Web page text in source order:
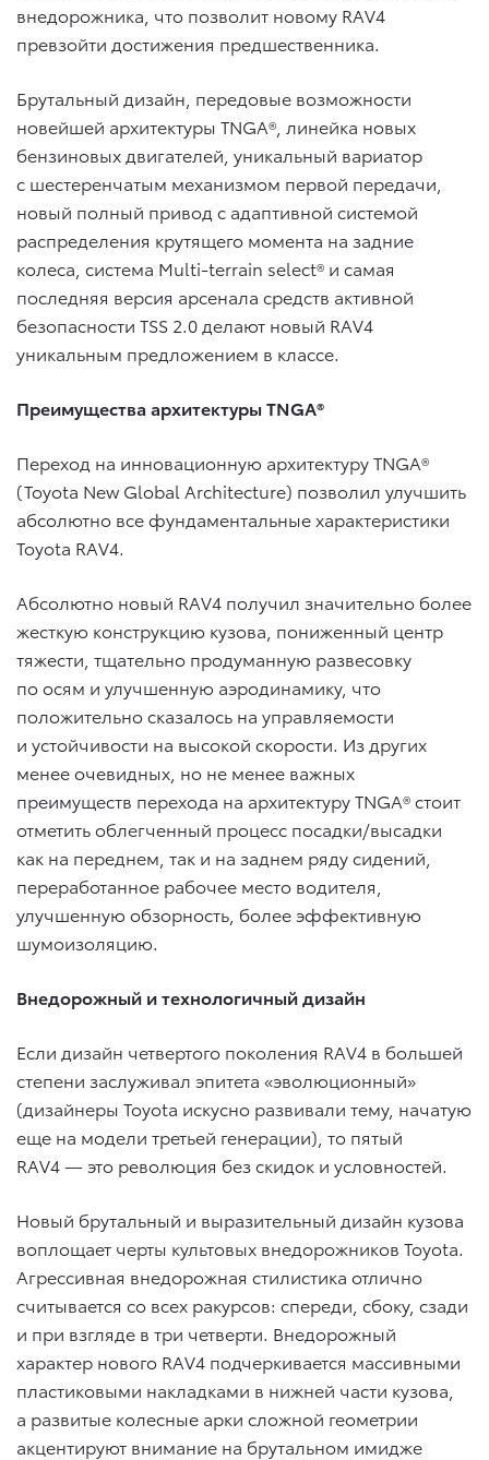
внедорожника, что позволит новому RAV4
превзойти достижения предшественника.
Брутальный дизайн, передовые возможности
новейшей архитектуры TNGA®, линейка новых
бензиновых двигателей, уникальный вариатор
с шестеренчатым механизмом первой передачи,
новый полный привод с адаптивной системой
распределения крутящего момента на задние
колеса, система Multi-terrain select® и самая
последняя версия арсенала средств активной
безопасности TSS 2.0 делают новый RAV4
уникальным предложением в классе.
Преимущества архитектуры TNGA®
Переход на инновационную архитектуру TNGA®
(Toyota New Global Architecture) позволил улучшить
абсолютно все фундаментальные характеристики
Toyota RAV4.
Абсолютно новый RAV4 получил значительно более
жесткую конструкцию кузова, пониженный центр
тяжести, тщательно продуманную развесовку
по осям и улучшенную аэродинамику, что
положительно сказалось на управляемости
и устойчивости на высокой скорости. Из других
менее очевидных, но не менее важных
преимуществ перехода на архитектуру TNGA® стоит
отметить облегченный процесс посадки/высадки
как на переднем, так и на заднем ряду сидений,
переработанное рабочее место водителя,
улучшенную обзорность, более эффективную
шумоизоляцию.
Внедорожный и технологичный дизайн
Если дизайн четвертого поколения RAV4 в большей
степени заслуживал эпитета «эволюционный»
(дизайнеры Toyota искусно развивали тему, начатую
еще на модели третьей генерации), то пятый
RAV4 — это революция без скидок и условностей.
Новый брутальный и выразительный дизайн кузова
воплощает черты культовых внедорожников Toyota.
Агрессивная внедорожная стилистика отлично
считывается со всех ракурсов: спереди, сбоку, сзади
и при взгляде в три четверти. Внедорожный
характер нового RAV4 подчеркивается массивными
пластиковыми накладками в нижней части кузова,
а развитые колесные арки сложной геометрии
акцентируют внимание на брутальном имидже